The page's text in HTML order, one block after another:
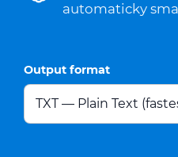
automaticky
Output format